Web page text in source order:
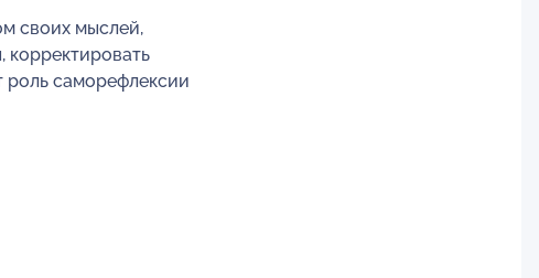
своих мыслей,
корректировать
роль саморефлексии